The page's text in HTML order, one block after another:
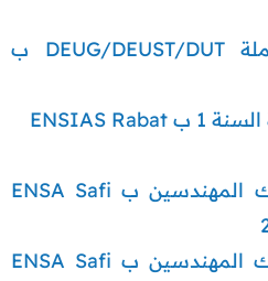
إنتقاء السنة 1 حملة DEUG/DEUST/DUT ب
مباراة السنة 1 سلك المهندسين ب ENSA Safi
مباراة السنة 2 سلك المهندسين ب ENSA Safi